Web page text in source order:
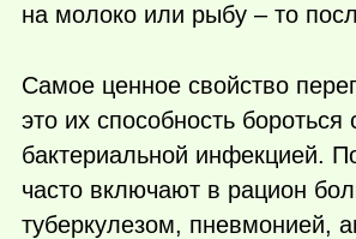
на молоко или рыбу – то
Самое ценное свойство
это их способность бороться
бактериальной инфекцией.
часто включают в рацион
туберкулезом, пневмонией,